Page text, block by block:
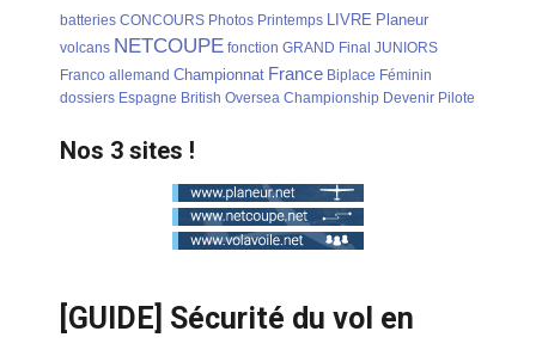
batteries CONCOURS Photos Printemps LIVRE Planeur
volcans NETCOUPE fonction GRAND Final JUNIORS
Franco allemand Championnat France Biplace Féminin
dossiers Espagne British Oversea Championship Devenir Pilote
Nos 3 sites !
[GUIDE] Sécurité du vol en